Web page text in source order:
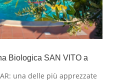
Biologica SAN VITO a
una delle più apprezzate